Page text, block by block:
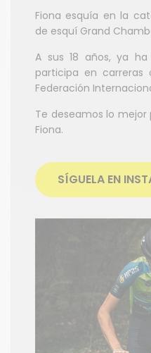
Fiona esquía en la
de esquí Grand
A sus 18 años, ya
participa en carreras
Federación
Te deseamos lo
Fiona.
SÍGUELA EN